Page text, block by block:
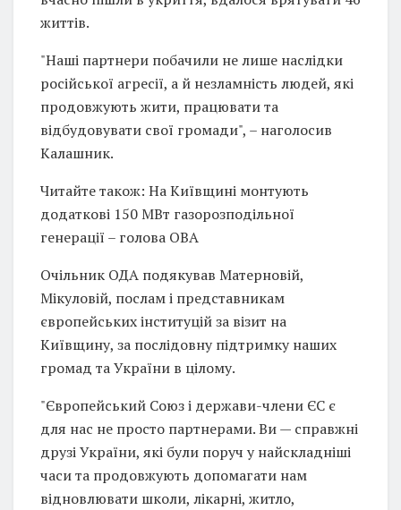
життів.
"Наші партнери побачили не лише наслідки
російської агресії, а й незламність людей, які
продовжують жити, працювати та
відбудовувати свої громади", – наголосив
Калашник.
Читайте також: На Київщині монтують
додаткові 150 МВт газорозподільної
генерації – голова ОВА
Очільник ОДА подякував Матерновій,
Мікуловій, послам і представникам
європейських інституцій за візит на
Київщину, за послідовну підтримку наших
громад та України в цілому.
"Європейський Союз і держави-члени ЄС є
для нас не просто партнерами. Ви — справжні
друзі України, які були поруч у найскладніші
часи та продовжують допомагати нам
відновлювати школи, лікарні, житло,